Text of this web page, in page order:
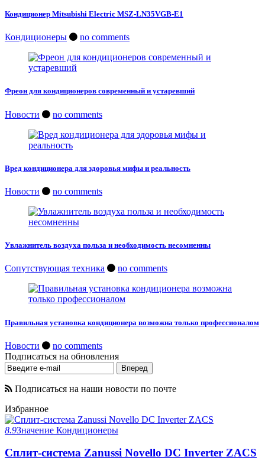
Кондиционер Mitsubishi Electric MSZ-LN35VGB-E1
Кондиционеры no comments
Фреон для кондиционеров современный и устаревший
Новости no comments
Вред кондиционера для здоровья мифы и реальность
Новости no comments
Увлажнитель воздуха польза и необходимость несомненны
Сопутствующая техника no comments
Правильная установка кондиционера возможна только профессионалом
Новости
no comments
Подписаться на обновления
Подписаться на наши новости по почте
Избранное
8.9Значение Кондиционеры
Сплит-система Zanussi Novello DC Inverter ZACS